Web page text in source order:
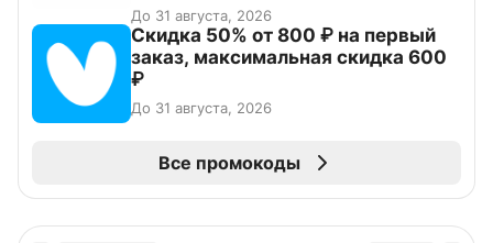
До 31 августа, 2026
Скидка 50% от 800 ₽ на первый
заказ, максимальная скидка 600
₽
До 31 августа, 2026
Все промокоды